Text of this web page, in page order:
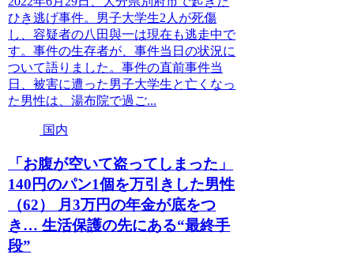
ひき逃げ事件。男子大学生2人が死傷
し、容疑者の八田與一は現在も逃走中で
す。事件の生存者が、事件当日の状況に
ついて語りました。事件の直前事件当
日、被害に遭った男子大学生と亡くなっ
た男性は、湯布院で過ご...
国内
「お腹が空いて盗ってしまった」
140円のパン1個を万引きした男性
（62） 月3万円の年金が底をつ
き… 生活保護の先にある“最終手
段”